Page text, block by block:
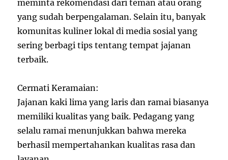
meminta rekomendasi dari teman atau orang
yang sudah berpengalaman. Selain itu, banyak
komunitas kuliner lokal di media sosial yang
sering berbagi tips tentang tempat jajanan
terbaik.
Cermati Keramaian:
Jajanan kaki lima yang laris dan ramai biasanya
memiliki kualitas yang baik. Pedagang yang
selalu ramai menunjukkan bahwa mereka
berhasil mempertahankan kualitas rasa dan